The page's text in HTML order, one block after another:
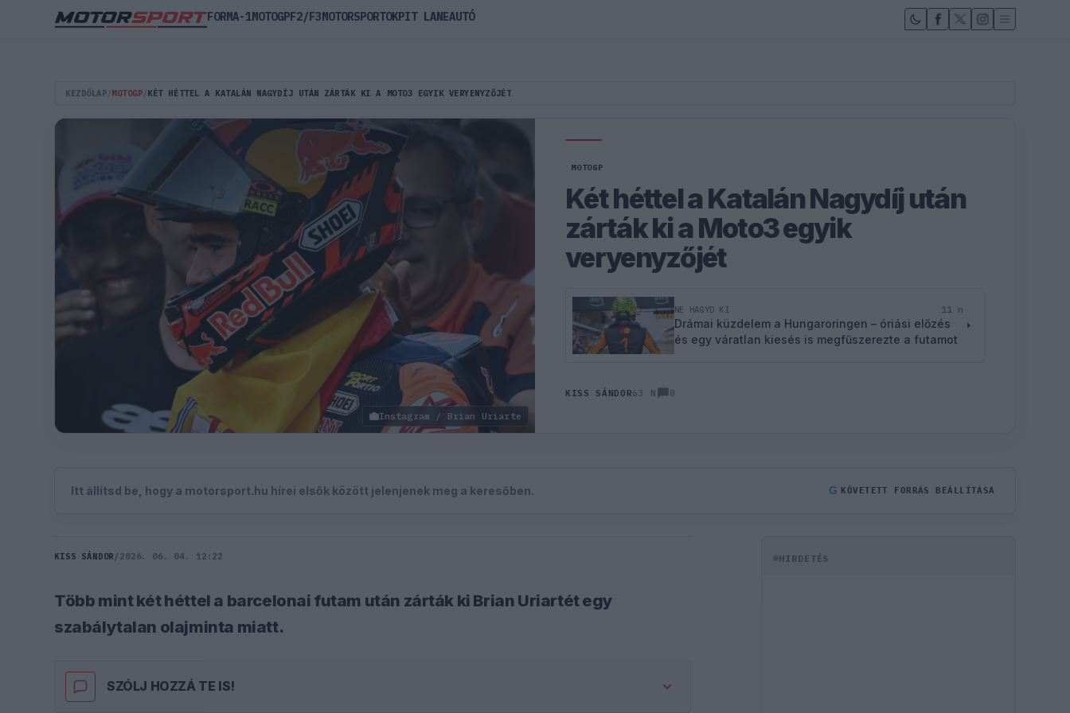
KEZDŐLAP MOTOGP KÉT HÉTTEL A KATALÁN NAGYDÍJ UTÁN ZÁRTÁK KI A MOTO3 EGYIK VERYENYZŐJÉT
Instagram / Brian Uriarte
MOTOGP
Két héttel a Katalán Nagydíj után
zárták ki a Moto3 egyik
veryenyzőjét
NE HAGYD KI 11 n
Drámai küzdelem a Hungaroringen – óriási előzés
és egy váratlan kiesés is megfűszerezte a futamot
KISS SÁNDOR63 N 0
Itt állítsd be, hogy a motorsport.hu hírei elsők között jelenjenek meg a keresőben. G KÖVETETT FORRÁS BEÁLLÍTÁSA
KISS SÁNDOR / 2026. 06. 04. 12:22
Több mint két héttel a barcelonai futam után zárták ki Brian Uriartét egy
szabálytalan olajminta miatt.
SZÓLJ HOZZÁ TE IS!
HIRDETÉS
FORMA-1MOTOGPF2/F3MOTORSPORTOKPIT LANEAUTÓ